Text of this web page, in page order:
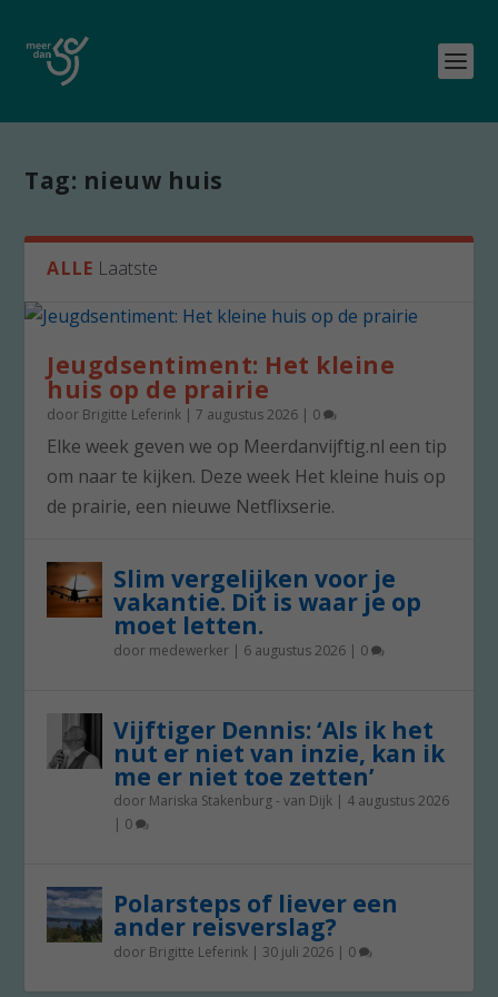
Tag: nieuw huis
ALLE Laatste
Jeugdsentiment: Het kleine
huis op de prairie
door Brigitte Leferink |7 augustus 2026 | 0
Elke week geven we op Meerdanvijftig.nl een tip
om naar te kijken. Deze week Het kleine huis op
de prairie, een nieuwe Netflixserie.
Slim vergelijken voor je
vakantie. Dit is waar je op
moet letten.
door medewerker | 6 augustus 2026 | 0
Vijftiger Dennis: ‘Als ik het
nut er niet van inzie, kan ik
me er niet toe zetten’
door Mariska Stakenburg - van Dijk | 4 augustus 2026
| 0
Polarsteps of liever een
ander reisverslag?
door Brigitte Leferink | 30 juli 2026 | 0